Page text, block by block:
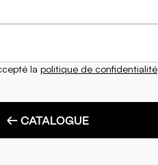
la politique de confidentialité
← CATALOGUE